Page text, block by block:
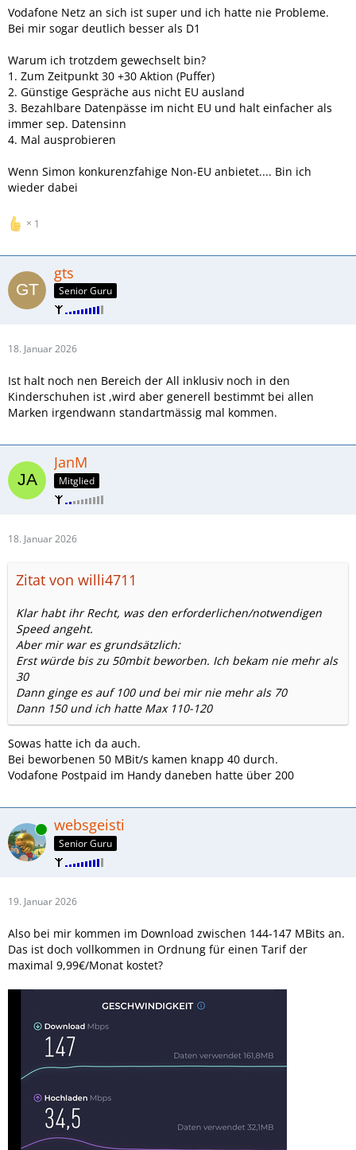
Vodafone Netz an sich ist super und ich hatte nie Probleme.
Bei mir sogar deutlich besser als D1
Warum ich trotzdem gewechselt bin?
1. Zum Zeitpunkt 30 +30 Aktion (Puffer)
2. Günstige Gespräche aus nicht EU ausland
3. Bezahlbare Datenpässe im nicht EU und halt einfacher als
immer sep. Datensinn
4. Mal ausprobieren
Wenn Simon konkurenzfahige Non-EU anbietet.... Bin ich
wieder dabei
1
gts
Senior Guru
18. Januar 2026
Ist halt noch nen Bereich der All inklusiv noch in den
Kinderschuhen ist ,wird aber generell bestimmt bei allen
Marken irgendwann standartmässig mal kommen.
JanM
Mitglied
18. Januar 2026
Zitat von willi4711
Klar habt ihr Recht, was den erforderlichen/notwendigen
Speed angeht.
Aber mir war es grundsätzlich:
Erst würde bis zu 50mbit beworben. Ich bekam nie mehr als
30
Dann ginge es auf 100 und bei mir nie mehr als 70
Dann 150 und ich hatte Max 110-120
Sowas hatte ich da auch.
Bei beworbenen 50 MBit/s kamen knapp 40 durch.
Vodafone Postpaid im Handy daneben hatte über 200
Online websgeisti
Senior Guru
19. Januar 2026
Also bei mir kommen im Download zwischen 144-147 MBits an.
Das ist doch vollkommen in Ordnung für einen Tarif der
maximal 9,99€/Monat kostet?